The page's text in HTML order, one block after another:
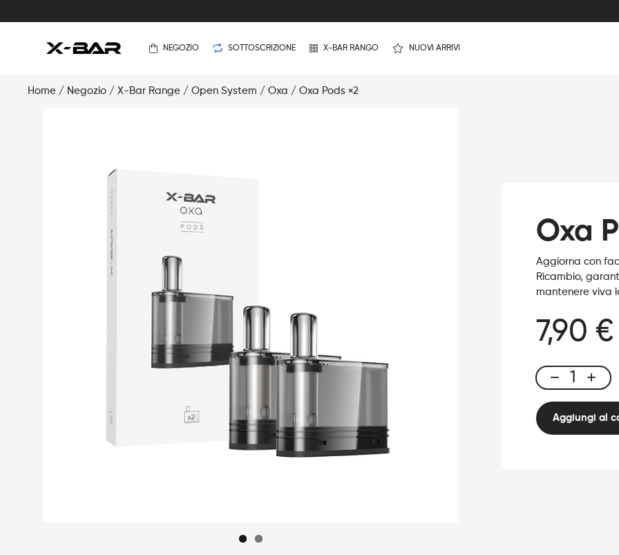
NEGOZIO SOTTOSCRIZIONE X-BAR RANGO NUOVI ARRIVI
Home / Negozio / X-Bar Range / Open System / Oxa / Oxa Pods ×2
Oxa
Aggiorna con
Ricambio,
mantenere viva
7,90 €
Oxa
Pods
×2
quantità
Aggiungi al